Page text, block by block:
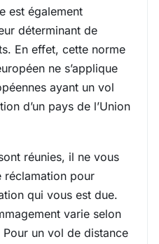
est également
déterminant de
En effet, cette norme
ne s’applique
ayant un vol
d’un pays de l’Union
réunies, il ne vous
réclamation pour
qui vous est due.
varie selon
un vol de distance